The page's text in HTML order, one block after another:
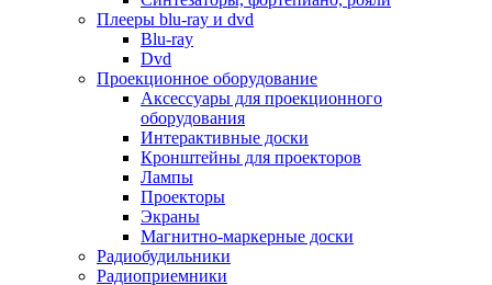
Для фильтров воды
Дополнительные принадлежности
Телевизоры и аксессуары
Телевизоры
Аксессуары для телевизоров
Комплекты спутникового тв
Кронштейны и подставки для тв
Приставки smart box
Прочие аксессуары для тв
Пульты ду
Тв антенны
Цифровые тв ресиверы
Профессиональные панели
Смартфоны и планшеты
Плееры blu-ray и dvd
Blu-ray
Dvd
Проекционное оборудование
Аксессуары для проекционного
оборудования
Интерактивные доски
Кронштейны для проекторов
Лампы
Проекторы
Экраны
Магнитно-маркерные доски
Радиобудильники
Радиоприемники